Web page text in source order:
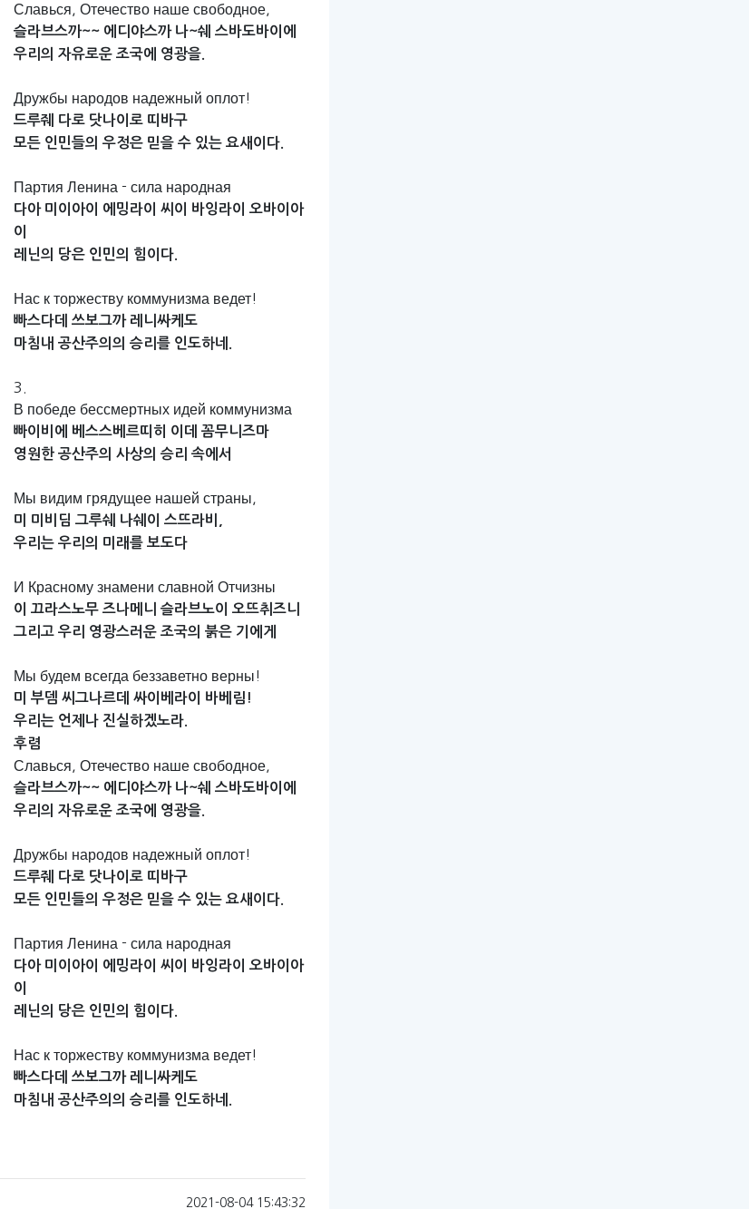
Славься, Отечество наше свободное,
슬라브스까~~ 에디야스까 나~쉐
스바도바이에
우리의 자유로운 조국에 영광을.
Дружбы народов надежный оплот!
드루줴 다로 닷나이로 띠바구
모든 인민들의 우정은 믿을 수 있는 요새이다.
Партия Ленина - сила народная
다아 미이아이 에밍라이 씨이 바잉라이
오바이아
이
레닌의 당은 인민의 힘이다.
Нас к торжеству коммунизма ведет!
빠스다데 쓰보그까 레니싸케도
마침내 공산주의의 승리를 인도하네.
3.
В победе бессмертных идей коммунизма
빠이비에 베스스베르띠히 이데
꼼무니즈마
영원한 공산주의 사상의 승리 속에서
Мы видим грядущее нашей страны,
미 미비딤 그루쉐 나쉐이
스뜨라비,
우리는 우리의 미래를 보도다
И Красному знамени славной Отчизны
이 끄라스노무 즈나메니 슬라브노이
오뜨취즈니
그리고 우리 영광스러운 조국의 붉은 기에게
Мы будем всегда беззаветно верны!
미 부뎀 씨그나르데 싸이베라이
바베림!
우리는 언제나 진실하겠노라.
후렴
Славься, Отечество наше свободное,
슬라브스까~~ 에디야스까 나~쉐
스바도바이에
우리의 자유로운 조국에 영광을.
Дружбы народов надежный оплот!
드루줴 다로 닷나이로 띠바구
모든 인민들의 우정은 믿을 수 있는 요새이다.
Партия Ленина - сила народная
다아 미이아이 에밍라이 씨이 바잉라이
오바이아
이
레닌의 당은 인민의 힘이다.
Нас к торжеству коммунизма ведет!
빠스다데 쓰보그까 레니싸케도
마침내 공산주의의 승리를 인도하네.
2021-08-04 15:43:32